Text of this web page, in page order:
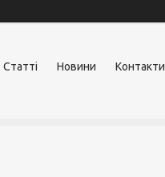
Статті Новини Контакти